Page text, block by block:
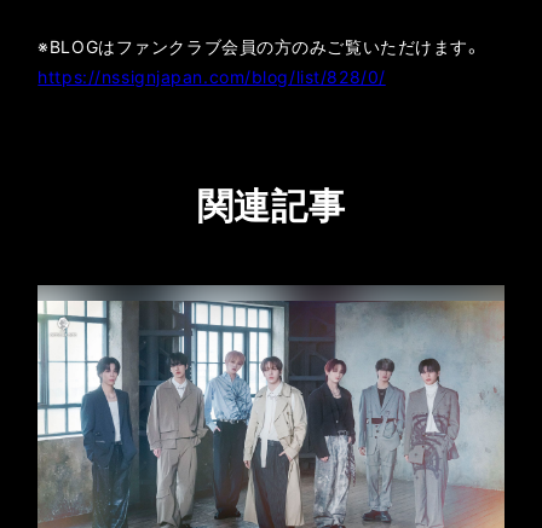
※BLOGはファンクラブ会員の方のみご覧いただけます。
https://nssignjapan.com/blog/list/828/0/
関連記事